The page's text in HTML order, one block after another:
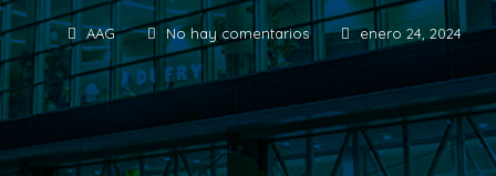
AAG No hay comentarios enero 24, 2024